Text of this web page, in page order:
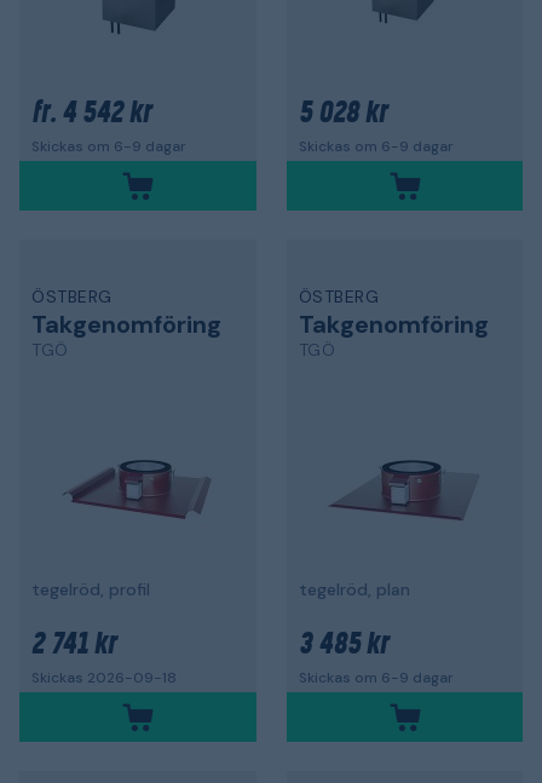
fr. 4 542 kr
Skickas om 6-9 dagar
5 028 kr
Skickas om 6-9 dagar
ÖSTBERG
Takgenomföring
TGÖ
tegelröd, profil
2 741 kr
Skickas 2026-09-18
ÖSTBERG
Takgenomföring
TGÖ
tegelröd, plan
3 485 kr
Skickas om 6-9 dagar